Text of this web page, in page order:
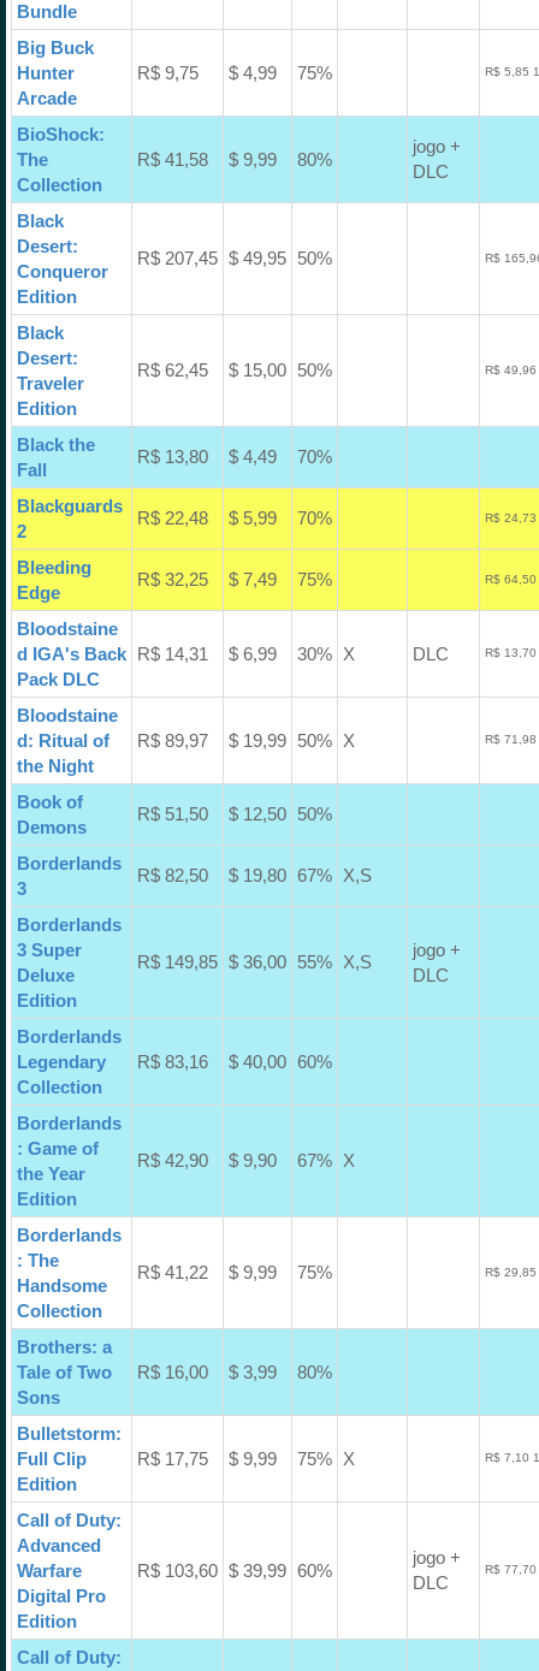
Bundle
Big Buck
Hunter
Arcade
R$ 9,75 $ 4,99 75% R$ 5,85
BioShock:
The
Collection
R$ 41,58 $ 9,99 80%
jogo +
DLC
Black
Desert:
Conqueror
Edition
R$ 207,45 $ 49,95 50% R$
Black
Desert:
Traveler
Edition
R$ 62,45 $ 15,00 50% R$
Black the
Fall
R$ 13,80 $ 4,49 70%
Blackguards
2
R$ 22,48 $ 5,99 70% R$
Bleeding
Edge
R$ 32,25 $ 7,49 75% R$
Bloodstaine
d IGA's Back
Pack DLC
R$ 14,31 $ 6,99 30% X DLC R$
Bloodstaine
d: Ritual of
the Night
R$ 89,97 $ 19,99 50% X R$
Book of
Demons
R$ 51,50 $ 12,50 50%
Borderlands
3
R$ 82,50 $ 19,80 67% X,S
Borderlands
3 Super
Deluxe
Edition
R$ 149,85 $ 36,00 55% X,S
jogo +
DLC
Borderlands
Legendary
Collection
R$ 83,16 $ 40,00 60%
Borderlands
: Game of
the Year
Edition
R$ 42,90 $ 9,90 67% X
Borderlands
: The
Handsome
Collection
R$ 41,22 $ 9,99 75% R$
Brothers: a
Tale of Two
Sons
R$ 16,00 $ 3,99 80%
Bulletstorm:
Full Clip
Edition
R$ 17,75 $ 9,99 75% X R$ 7,10
Call of Duty:
Advanced
Warfare
Digital Pro
Edition
R$ 103,60 $ 39,99 60%
jogo +
DLC
R$
Call of Duty: